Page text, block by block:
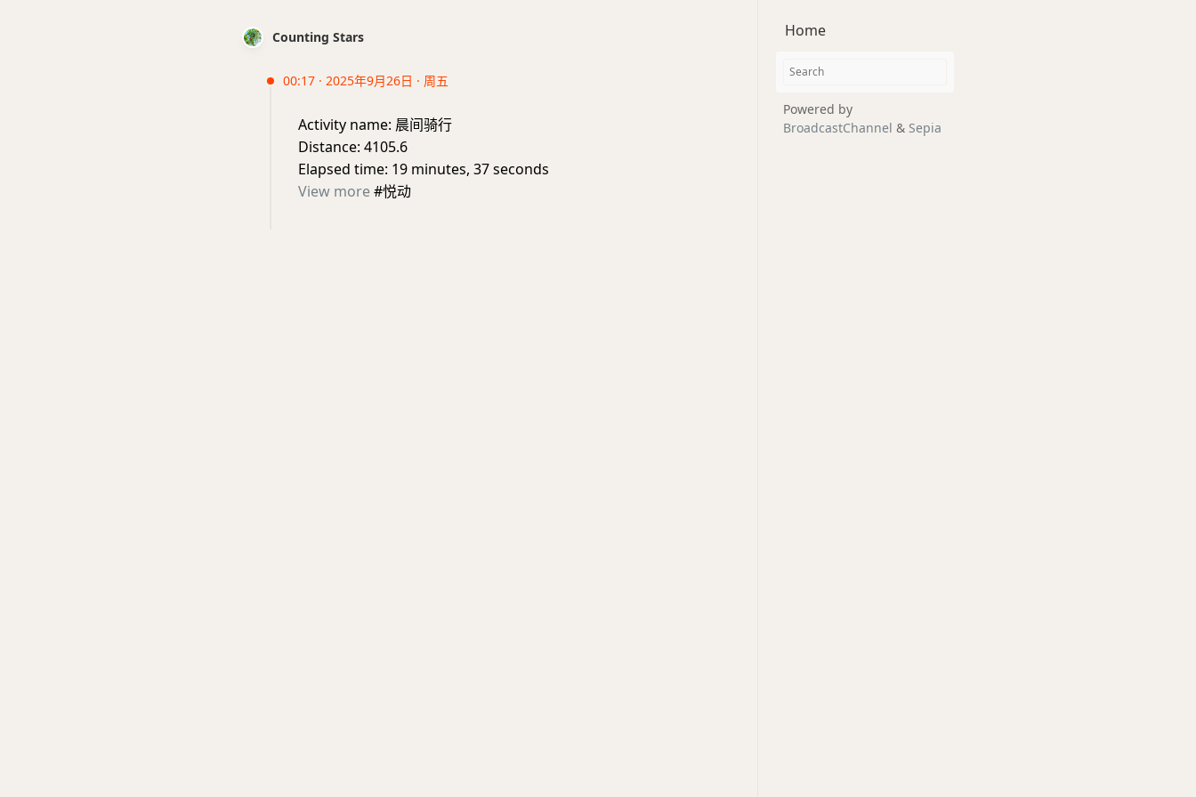
Counting Stars
00:17 · 2025年9月26日 · 周五
Activity name: 晨间骑行
Distance: 4105.6
Elapsed time: 19 minutes, 37 seconds
View more#悦动
Home
Powered by
BroadcastChannel & Sepia